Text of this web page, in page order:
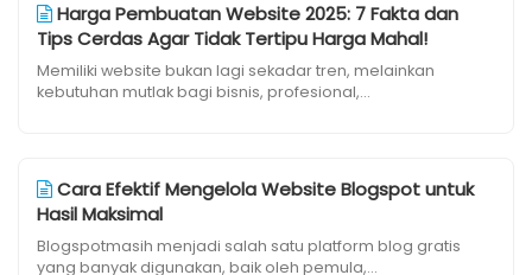
Harga Pembuatan Website 2025: 7 Fakta dan
Tips Cerdas Agar Tidak Tertipu Harga Mahal!
Memiliki website bukan lagi sekadar tren, melainkan
kebutuhan mutlak bagi bisnis, profesional,...
Cara Efektif Mengelola Website Blogspot untuk
Hasil Maksimal
Blogspotmasih menjadi salah satu platform blog gratis
yang banyak digunakan, baik oleh pemula,...